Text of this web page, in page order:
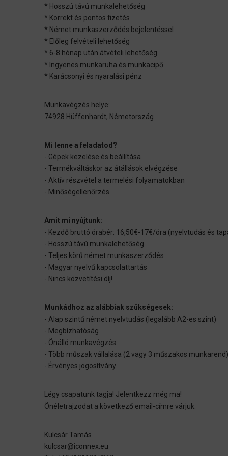
* Hosszú távú munkalehetőség
* Korrekt és pontos fizetés
* Német munkaszerződés bejelentéssel
* Előleg felvételi lehetőség
* 6-8 hónap után átvételi lehetőség
* Ingyenes munkaruha és munkacipő
* Karácsonyi és nyaralási pénz
Munkavégzés helye:
74928 Hüffenhardt, Németország
Mi lenne a feladatod?
- Gépek kezelése és beállítása
- Termékváltáskor az átállások elvégzése
- Aktív részvétel a termelési folyamatokban
- Minőségellenőrzés
Amit mi nyújtunk:
- Kezdő bruttó órabér: 16,50€-17€/óra (nyelvtudás és
- Hosszú távú munkalehetőség
- Teljes körű német munkaszerződés
- Magyar nyelvű kapcsolattartás
- Nincs közvetítési díj!
Munkádhoz az alábbiak szükségesek:
- Alap szintű német nyelvtudás (legalább A2-es szint)
- Megbízhatóság
- Önálló munkavégzés
- Több műszak vállalása (2 vagy 3 műszakos munkarend)
- Érvényes jogosítvány
Légy csapatunk tagja! Jelentkezz még ma!
Önéletrajzodat a következő email-címre várjuk:
Kulcsár Tamás
kulcsar@iconnex.eu